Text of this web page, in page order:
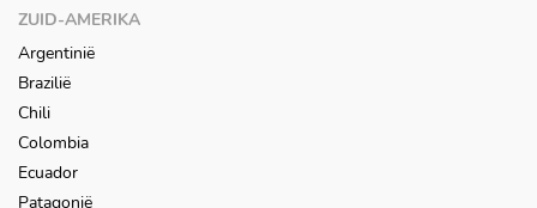
ZUID-AMERIKA
Argentinië
Brazilië
Chili
Colombia
Ecuador
Patagonië